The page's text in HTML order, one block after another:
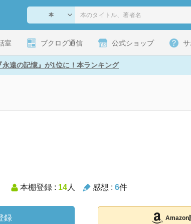
室 ブクログ通信 公式ショップ サ
『永遠の記憶』が1位に！本ランキング
本棚登録 : 14人 感想 : 6件
録 Amazon